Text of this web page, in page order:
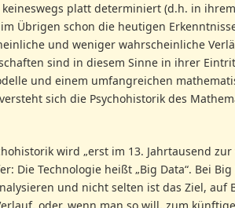
platt determiniert (d.h. in
Übrigen schon die heutigen
und weniger wahrscheinliche
sind in diesem Sinne in ihrer
und einem umfangreichen
sich die Psychohistorik des
wird „erst im 13. Jahrtausend
Die Technologie heißt „Big Data“. Bei
und nicht selten ist das Ziel, auf